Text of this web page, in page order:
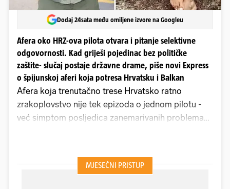
Dodaj 24sata među omiljene izvore na Googleu
Afera oko HRZ-ova pilota otvara i pitanje selektivne
odgovornosti. Kad griješi pojedinac bez političke
zaštite- slučaj postaje državne drame, piše novi Express
o špijunskoj aferi koja potresa Hrvatsku i Balkan
Afera koja trenutačno trese Hrvatsko ratno
zrakoplovstvo nije tek epizoda o jednom pilotu -
već simptom posljedica zanemarivanih problema
vrhunski vješti letač, spasilac nekoliko života u
humanitarnim letovima, osumnjičen je da je tijekom